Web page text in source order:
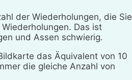
der Wiederholungen, die Sie
Das ist
und Assen schwierig.
das Äquivalent von 10
die gleiche Anzahl von